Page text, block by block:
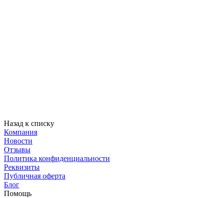
Назад к списку
Компания
Новости
Отзывы
Политика конфиденциальности
Реквизиты
Публичная оферта
Блог
Помощь